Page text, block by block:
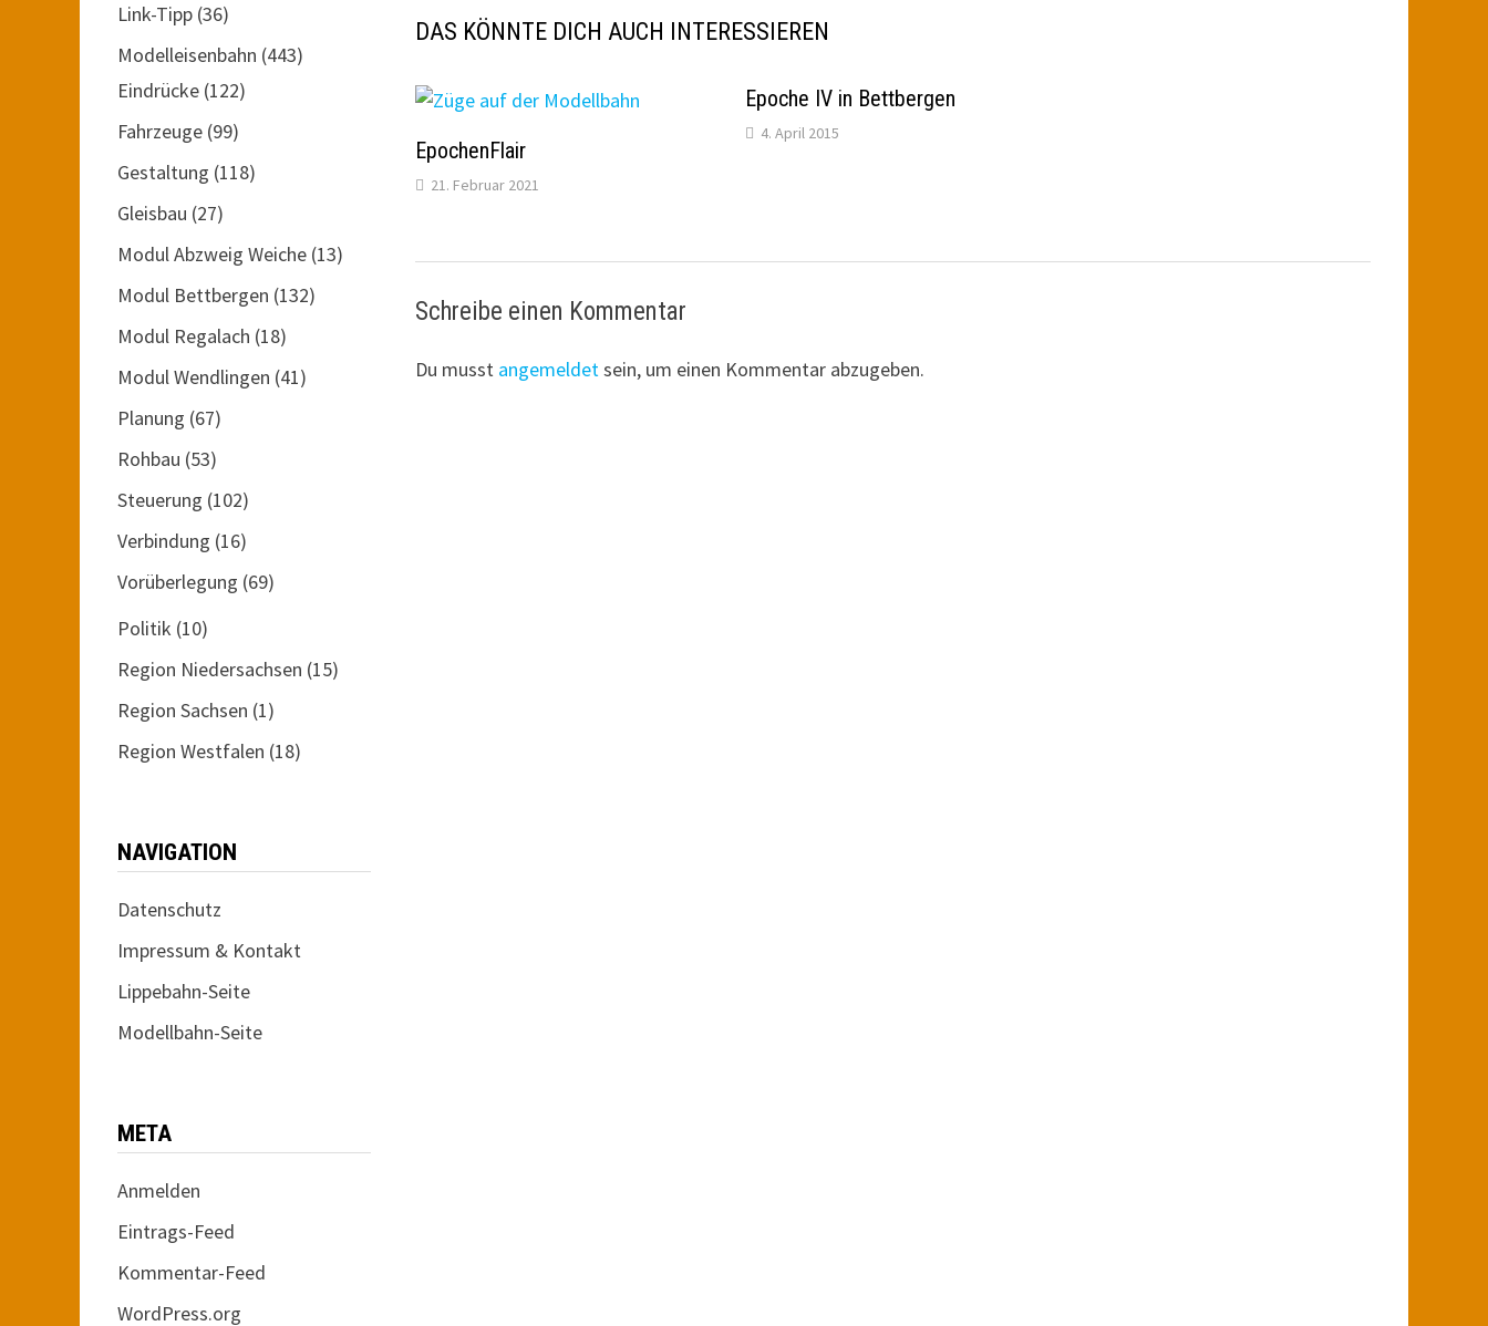
DAS KÖNNTE DICH AUCH INTERESSIEREN
EpochenFlair
21. Februar 2021
Epoche IV in Bettbergen
4. April 2015
Schreibe einen Kommentar
Du musst angemeldetsein, um einen Kommentar abzugeben.
Link-Tipp (36)
Modelleisenbahn (443)
Eindrücke (122)
Fahrzeuge (99)
Gestaltung (118)
Gleisbau (27)
Modul Abzweig Weiche (13)
Modul Bettbergen (132)
Modul Regalach (18)
Modul Wendlingen (41)
Planung (67)
Rohbau (53)
Steuerung (102)
Verbindung (16)
Vorüberlegung (69)
Politik (10)
Region Niedersachsen (15)
Region Sachsen (1)
Region Westfalen (18)
NAVIGATION
Datenschutz
Impressum & Kontakt
Lippebahn-Seite
Modellbahn-Seite
META
Anmelden
Eintrags-Feed
Kommentar-Feed
WordPress.org